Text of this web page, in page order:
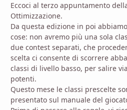
Eccoci al terzo appuntamento
Ottimizzazione.
Da questa edizione in poi
cose: non avremo più una sola
due contest separati, che
scelta ci consente di scorrere
classi di livello basso, per salire
potenti.
Questo mese le classi prescelte
presentato sul manuale del